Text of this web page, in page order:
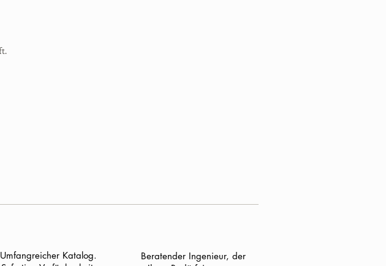
Umfangreicher Katalog.
Beratender Ingenieur, der